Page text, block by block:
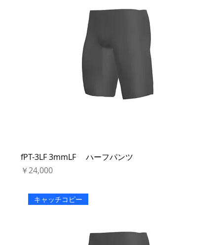
fPT-3LF 3mmLF ハーフパンツ
価格
￥24,000
キャッチコピー